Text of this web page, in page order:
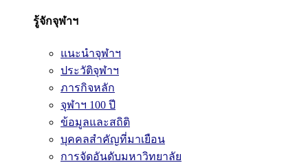
รู้จักจุฬาฯ
แนะนำจุฬาฯ
ประวัติจุฬาฯ
ภารกิจหลัก
จุฬาฯ 100 ปี
ข้อมูลและสถิติ
บุคคลสำคัญที่มาเยือน
การจัดอันดับมหาวิทยาลัย